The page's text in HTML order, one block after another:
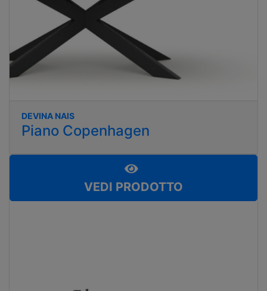
DEVINA NAIS
Piano Copenhagen
VEDI PRODOTTO